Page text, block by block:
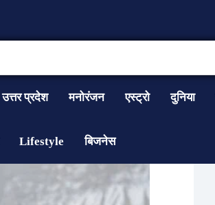
उत्तर प्रदेश मनोरंजन एस्ट्रो दुनिया
Lifestyle बिजनेस